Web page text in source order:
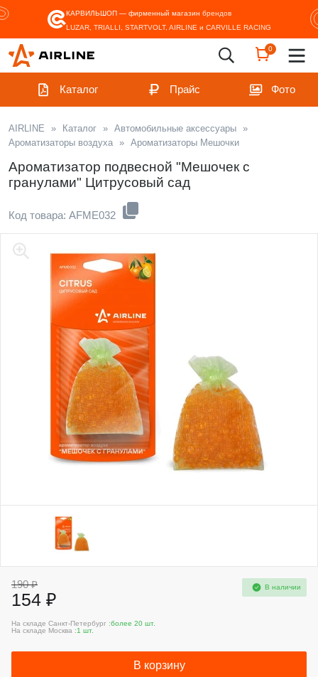
КАРВИЛЬШОП — фирменный магазин брендов
LUZAR, TRIALLI, STARTVOLT, AIRLINE и CARVILLE RACING
0
Каталог Прайс Фото
AIRLINE » Каталог » Автомобильные аксессуары »
Ароматизаторы воздуха » Ароматизаторы Мешочки
Ароматизатор подвесной "Мешочек с
гранулами" Цитрусовый сад
Код товара: AFME032
190 ₽
154 ₽
В наличии
На складе Санкт-Петербург :более 20 шт.
На складе Москва :1 шт.
В корзину